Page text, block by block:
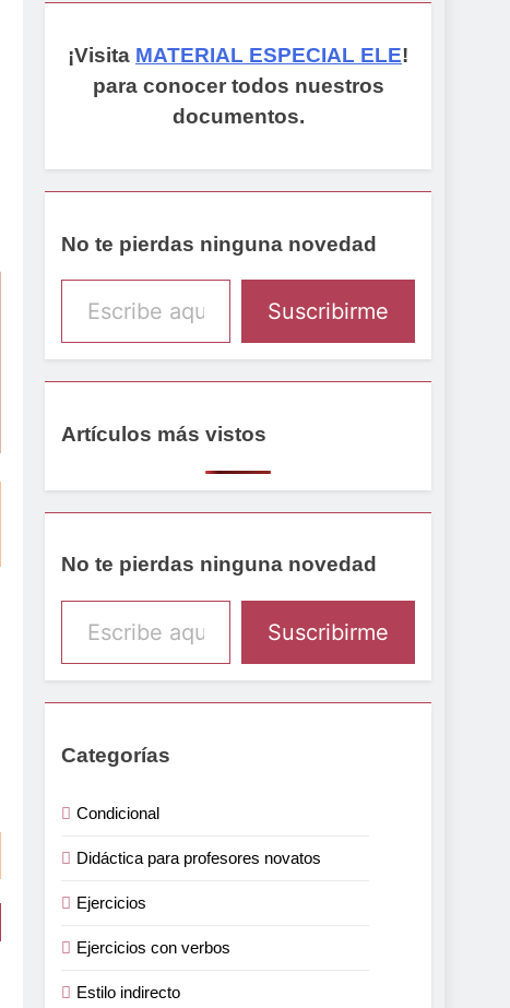
¡Visita MATERIAL ESPECIAL ELE!
para conocer todos nuestros
documentos.
No te pierdas ninguna novedad
Escribe aquí tu email
Suscribirme
Artículos más vistos
No te pierdas ninguna novedad
Escribe aquí tu email
Suscribirme
Categorías
Condicional
Didáctica para profesores novatos
Ejercicios
Ejercicios con verbos
Estilo indirecto